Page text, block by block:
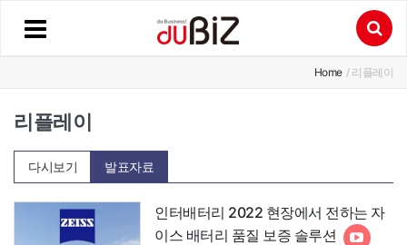
Home / 리플레이
리플레이
다시보기 발표자료
인터배터리 2022 현장에서 전하는 자
이스 배터리 품질 보증 솔루션